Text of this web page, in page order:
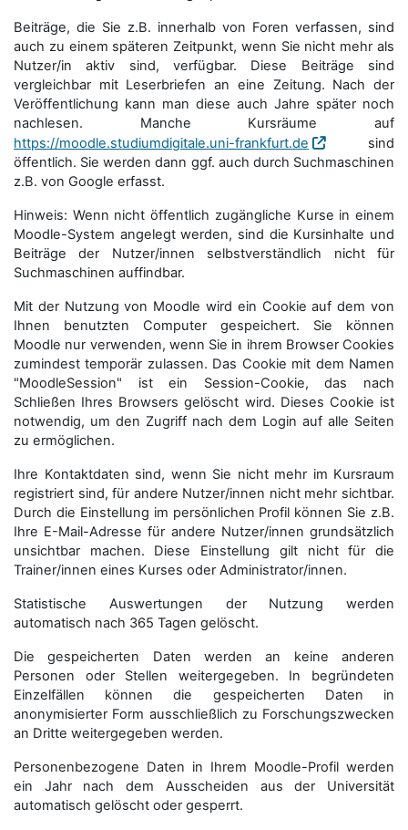
Beiträge, die Sie z.B. innerhalb von Foren verfassen, sind
auch zu einem späteren Zeitpunkt, wenn Sie nicht mehr als
Nutzer/in aktiv sind, verfügbar. Diese Beiträge sind
vergleichbar mit Leserbriefen an eine Zeitung. Nach der
Veröffentlichung kann man diese auch Jahre später noch
nachlesen. Manche Kursräume auf
https://moodle.studiumdigitale.uni-frankfurt.de
sind
öffentlich. Sie werden dann ggf. auch durch Suchmaschinen
z.B. von Google erfasst.
Hinweis: Wenn nicht öffentlich zugängliche Kurse in einem
Moodle-System angelegt werden, sind die Kursinhalte und
Beiträge der Nutzer/innen selbstverständlich nicht für
Suchmaschi­nen auffindbar.
Mit der Nutzung von Moodle wird ein Cookie auf dem von
Ihnen benutzten Computer gespeichert. Sie können
Moodle nur verwenden, wenn Sie in ihrem Browser Cookies
zumindest temporär zulassen. Das Cookie mit dem Namen
"MoodleSession" ist ein Session-Cookie, das nach
Schließen Ihres Browsers gelöscht wird. Dieses Cookie ist
notwendig, um den Zugriff nach dem Login auf alle Seiten
zu ermöglichen.
Ihre Kontaktdaten sind, wenn Sie nicht mehr im Kursraum
registriert sind, für andere Nutzer/innen nicht mehr sichtbar.
Durch die Einstellung im persönlichen Profil können Sie z.B.
Ihre E-Mail-Adresse für andere Nutzer/innen grundsätzlich
unsichtbar machen. Diese Einstellung gilt nicht für die
Trainer/innen eines Kurses oder Administrator/innen.
Statistische Auswertungen der Nutzung werden
automatisch nach 365 Tagen gelöscht.
Die gespeicherten Daten werden an keine anderen
Personen oder Stellen weitergegeben. In begründeten
Einzelfällen können die gespeicherten Daten in
anonymisierter Form aus­schließ­lich zu Forschungszwecken
an Dritte weitergegeben werden.
Personenbezogene Daten in Ihrem Moodle-Profil werden
ein Jahr nach dem Ausscheiden aus der Universität
automatisch gelöscht oder gesperrt.